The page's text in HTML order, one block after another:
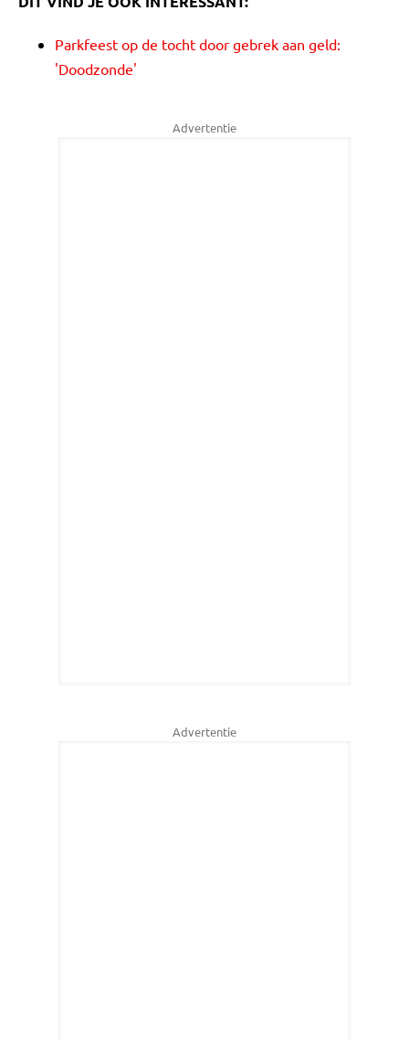
Parkfeest op de tocht door gebrek aan geld:
'Doodzonde'
Advertentie
Advertentie